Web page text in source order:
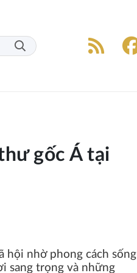
gốc Á tại
hội nhờ phong cách sống
sang trọng và những